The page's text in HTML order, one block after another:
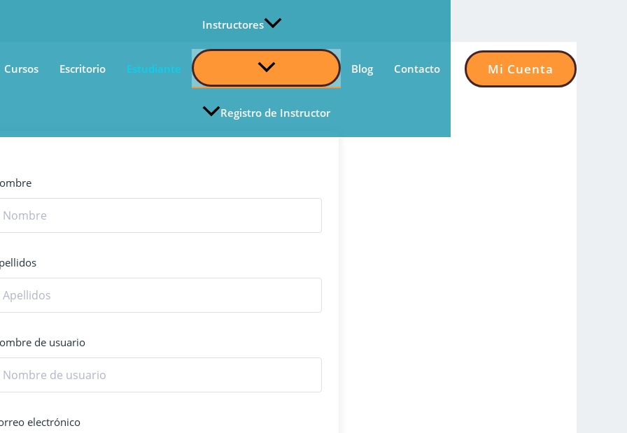
Cursos Escritorio Estudiante
Instructores
Alternar
Registro de Instructor
Blog Contacto Mi Cuenta
de usuario
electrónico